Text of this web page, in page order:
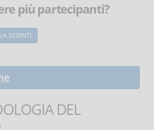
più partecipanti?
SCONTI
DEL